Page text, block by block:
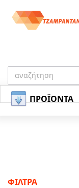
ΠΡΟΪΟΝΤΑ
ΦΙΛΤΡΑ